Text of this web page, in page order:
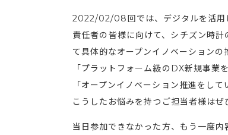
2022/02/08回では、デジタルを活用
責任者の皆様に向けて、シチズン時
て具体的なオープンイノベーションの
「プラットフォーム級のDX新規事業
「オープンイノベーション推進をし
こうしたお悩みを持つご担当者様はぜ
当日参加できなかった方、もう一度内